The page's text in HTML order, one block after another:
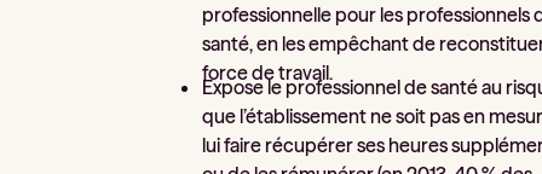
professionnelle pour les professionnels
santé, en les empêchant de
force de travail.
Expose le professionnel de santé au
que l’établissement ne soit pas en
lui faire récupérer ses heures